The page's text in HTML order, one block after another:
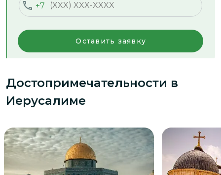
+7
Оставить заявку
Достопримечательности в
Иерусалиме